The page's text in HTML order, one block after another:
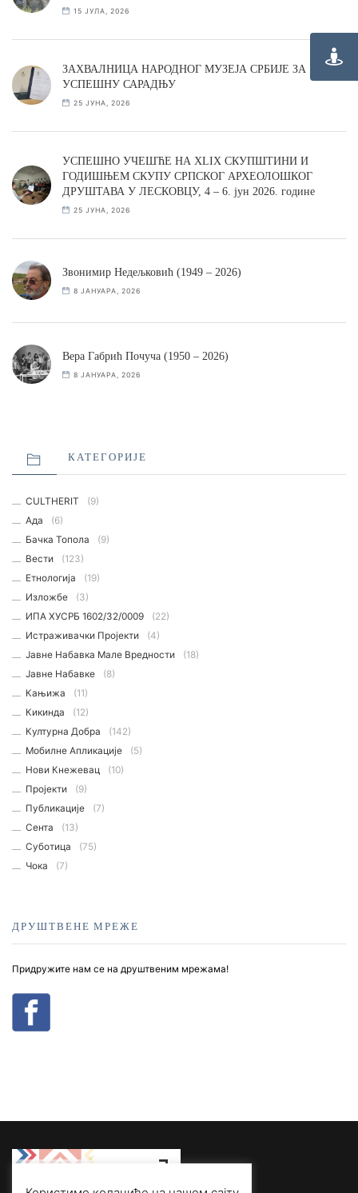
15 ЈУЛА, 2026
ЗАХВАЛНИЦА НАРОДНОГ МУЗЕЈА СРБИЈЕ ЗА
УСПЕШНУ САРАДЊУ
25 ЈУНА, 2026
УСПЕШНО УЧЕШЋЕ НА XLIX СКУПШТИНИ И
ГОДИШЊЕМ СКУПУ СРПСКОГ АРХЕОЛОШКОГ
ДРУШТАВА У ЛЕСКОВЦУ, 4 – 6. јун 2026. године
25 ЈУНА, 2026
Звонимир Недељковић (1949 – 2026)
8 ЈАНУАРА, 2026
Вера Габрић Почуча (1950 – 2026)
8 ЈАНУАРА, 2026
КАТЕГОРИЈЕ
CULTHERIT
(9)
Ада
(6)
Бачка Топола
(9)
Вести
(123)
Етнологијa
(19)
Изложбе
(3)
ИПА ХУСРБ 1602/32/0009
(22)
Истраживачки Пројекти
(4)
Јавне Набавка Мале Вредности
(18)
Јавне Набавке
(8)
Кањижа
(11)
Кикинда
(12)
Културна Добра
(142)
Мобилне Апликације
(5)
Нови Кнежевац
(10)
Пројекти
(9)
Публикације
(7)
Сента
(13)
Суботица
(75)
Чока
(7)
ДРУШТВЕНЕ МРЕЖЕ
Придружите нам се на друштвеним мрежама!